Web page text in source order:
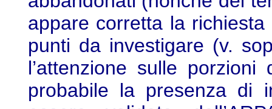
appare corretta la
punti da investigare (v.
l’attenzione sulle
probabile la presenza di